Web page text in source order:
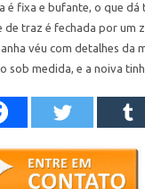
é fixa e bufante, o que
de traz é fechada por um
véu com detalhes da
sob medida, e a noiva